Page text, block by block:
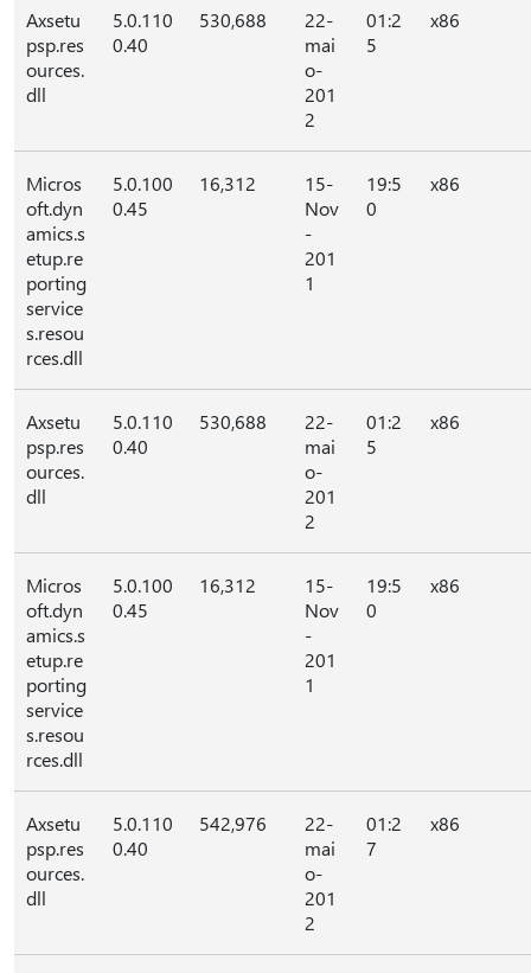
Axsetu
psp.res
ources.
dll
5.0.110
0.40
530,688
22-
mai
o-
201
2
01:2
5
x86
Micros
oft.dyn
amics.s
etup.re
porting
service
s.resou
rces.dll
5.0.100
0.45
16,312
15-
Nov
-
201
1
19:5
0
x86
Axsetu
psp.res
ources.
dll
5.0.110
0.40
530,688
22-
mai
o-
201
2
01:2
5
x86
Micros
oft.dyn
amics.s
etup.re
porting
service
s.resou
rces.dll
5.0.100
0.45
16,312
15-
Nov
-
201
1
19:5
0
x86
Axsetu
psp.res
ources.
dll
5.0.110
0.40
542,976
22-
mai
o-
201
2
01:2
7
x86